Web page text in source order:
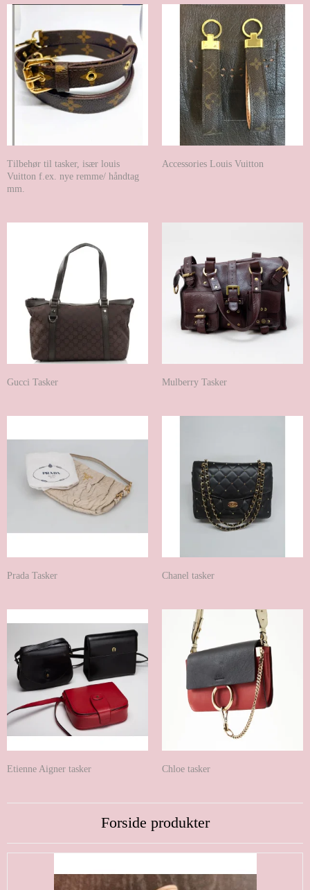
Tilbehør til tasker, især louis
Vuitton f.ex. nye remme/ håndtag
mm.
Accessories Louis Vuitton
Gucci Tasker Mulberry Tasker
Prada Tasker Chanel tasker
Etienne Aigner tasker Chloe tasker
Forside produkter